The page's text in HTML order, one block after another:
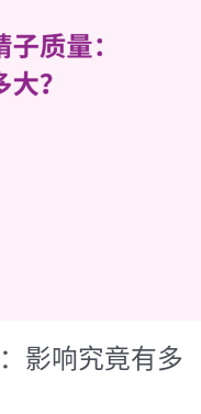
影响究竟有多